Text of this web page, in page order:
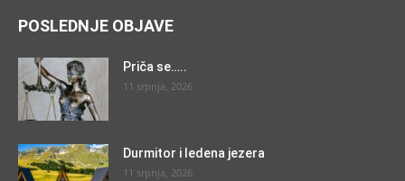
POSLEDNJE OBJAVE
Priča se…..
11 srpnja, 2026
Durmitor i ledena jezera
11 srpnja, 2026